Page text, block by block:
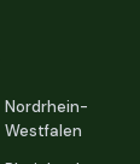
Nordrhein-
Westfalen